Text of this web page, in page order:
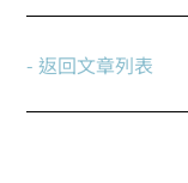
- 返回文章列表